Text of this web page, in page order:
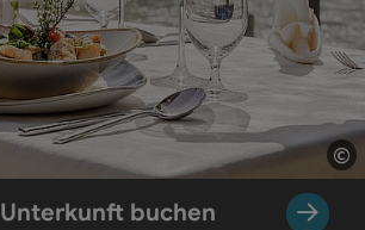
©
Unterkunft buchen